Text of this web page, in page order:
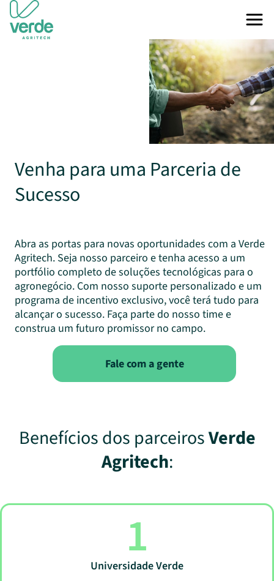
Venha para uma Parceria de
Sucesso
Abra as portas para novas oportunidades com a Verde
Agritech. Seja nosso parceiro e tenha acesso a um
portfólio completo de soluções tecnológicas para o
agronegócio. Com nosso suporte personalizado e um
programa de incentivo exclusivo, você terá tudo para
alcançar o sucesso. Faça parte do nosso time e
construa um futuro promissor no campo.
Fale com a gente
Benefícios dos parceirosVerde
Agritech:
1
Universidade Verde